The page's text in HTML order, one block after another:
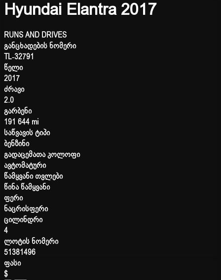
Hyundai Elantra 2017
RUNS AND DRIVES
განცხადების ნომერი
TL-32791
წელი
2017
ძრავი
2.0
გარბენი
191 644 mi
საწვავის ტიპი
ბენზინი
გადაცემათა კოლოფი
ავტომატური
წამყვანი თვლები
წინა წამყვანი
ფერი
ნაცრისფერი
ცილინდრი
4
ლოტის ნომერი
51381496
ფასი
$